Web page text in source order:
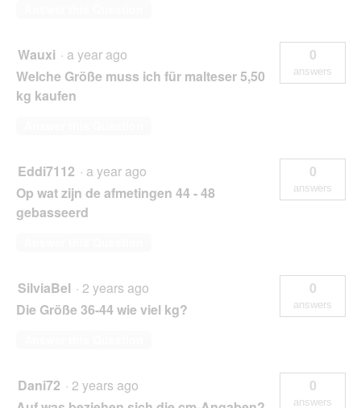
Wauxi · a year ago
Welche Größe muss ich für malteser 5,50
kg kaufen
0
answers
Eddi7112 · a year ago
Op wat zijn de afmetingen 44 - 48
gebasseerd
0
answers
SilviaBel · 2 years ago
Die Größe 36-44 wie viel kg?
0
answers
Dani72 · 2 years ago
0
answers